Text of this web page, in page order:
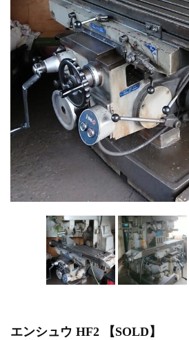
OKK 立形マシニングセンター VM7Ⅲ...
立形マシニングセンター
2026.7.1
OKK 立形マシニングセンター VM7Ⅲ...
販売 買取
2026.6.29
ブラザー SPEEDIO W1000Xd...
ドラム形NC旋盤
2026.5.22
高松機械 NC旋盤 XL-100...
その他の工作機械
2026.5.19
ミマキエンジニアリング NC彫刻機 ME...
販売 買取
2026.5.16
ダイヘン 交直両用TIG溶接機 AVP-...
販売 買取
2026.5.16
ダイヘン デジタルパルスMAG/MIG溶...
立形マシニングセンター
2026.4.28
ホーコス 4軸マシニングセンター NJ5...
立形マシニングセンター
2026.4.24
森精機 立形マシニングセンター NV50...
エンシュウ HF2 【SOLD】